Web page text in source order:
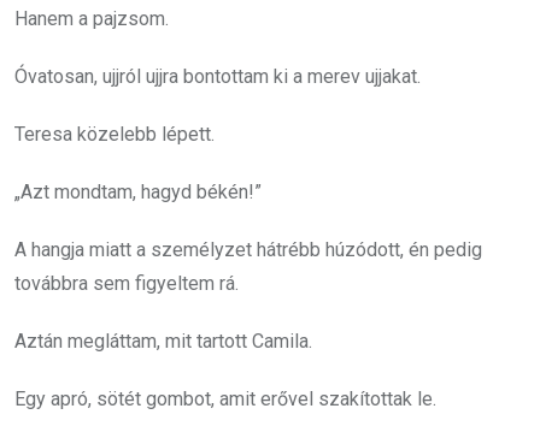
Hanem a pajzsom.
Óvatosan, ujjról ujjra bontottam ki a merev ujjakat.
Teresa közelebb lépett.
„Azt mondtam, hagyd békén!”
A hangja miatt a személyzet hátrébb húzódott, én pedig
továbbra sem figyeltem rá.
Aztán megláttam, mit tartott Camila.
Egy apró, sötét gombot, amit erővel szakítottak le.